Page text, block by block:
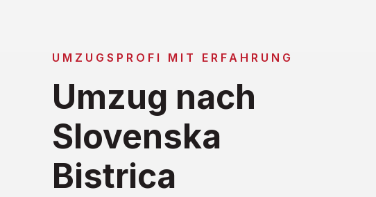
UMZUGSPROFI MIT ERFAHRUNG
Umzug nach
Slovenska
Bistrica